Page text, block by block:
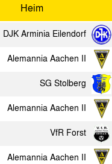
Heim
DJK Arminia Eilendorf
Alemannia Aachen II
SG Stolberg
Alemannia Aachen II
VfR Forst
Alemannia Aachen II